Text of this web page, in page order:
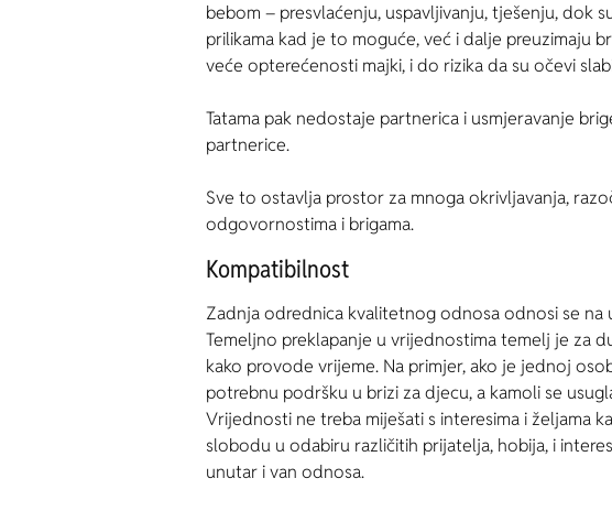
bebom – presvlaćenju, uspavljivanju, tješenju,
prilikama kad je to moguće, već i dalje preuzimaju
veće opterećenosti majki, i do rizika da su očevi
Tatama pak nedostaje partnerica i usmjeravanje
partnerice.
Sve to ostavlja prostor za mnoga okrivljavanja,
odgovornostima i brigama.
Kompatibilnost
Zadnja odrednica kvalitetnog odnosa odnosi se
Temeljno preklapanje u vrijednostima temelj je za
kako provode vrijeme. Na primjer, ako je jednoj
potrebnu podršku u brizi za djecu, a kamoli se
Vrijednosti ne treba miješati s interesima i željama
slobodu u odabiru različitih prijatelja, hobija, i
unutar i van odnosa.